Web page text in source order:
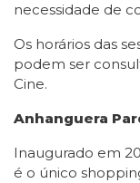
necessidade de
Os horários das
podem ser
Cine.
Anhanguera
Inaugurado em
é o único